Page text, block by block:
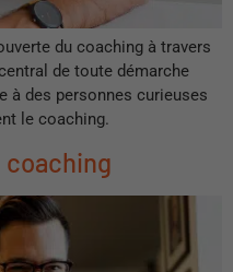
du coaching à travers
de toute démarche
à des personnes curieuses
le coaching.
coaching